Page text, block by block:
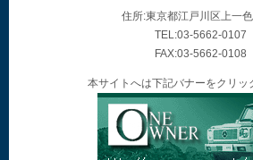
住所:東京都江戸川区上一
TEL:03-5662-0107
FAX:03-5662-0108
本サイトへは下記バナーをクリッ